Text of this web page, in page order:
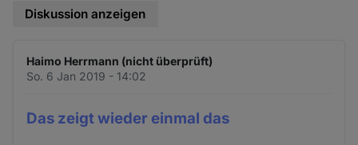
Diskussion anzeigen
Haimo Herrmann (nicht überprüft)
So. 6 Jan 2019 - 14:02
Das zeigt wieder einmal das